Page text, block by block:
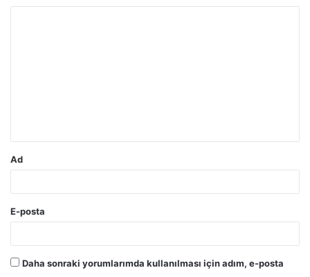
Ad
E-posta
Daha sonraki yorumlarımda kullanılması için adım, e-posta